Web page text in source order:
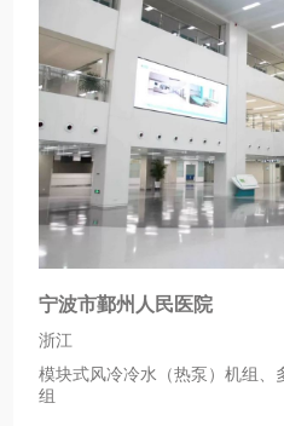
宁波市鄞州人民医院
浙江
模块式风冷冷水（热泵）机组、
组